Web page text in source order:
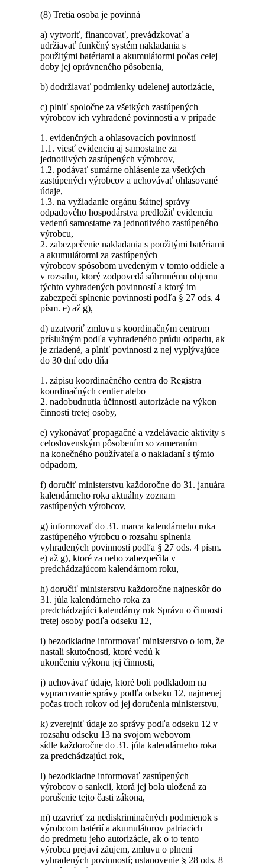
(8) Tretia osoba je povinná
a) vytvoriť, financovať, prevádzkovať a
udržiavať funkčný systém nakladania s
použitými batériami a akumulátormi počas celej
doby jej oprávneného pôsobenia,
b) dodržiavať podmienky udelenej autorizácie,
c) plniť spoločne za všetkých zastúpených
výrobcov ich vyhradené povinnosti a v prípade
1. evidenčných a ohlasovacích povinností
1.1. viesť evidenciu aj samostatne za
jednotlivých zastúpených výrobcov,
1.2. podávať sumárne ohlásenie za všetkých
zastúpených výrobcov a uchovávať ohlasované
údaje,
1.3. na vyžiadanie orgánu štátnej správy
odpadového hospodárstva predložiť evidenciu
vedenú samostatne za jednotlivého zastúpeného
výrobcu,
2. zabezpečenie nakladania s použitými batériami
a akumulátormi za zastúpených
výrobcov spôsobom uvedeným v tomto oddiele a
v rozsahu, ktorý zodpovedá súhrnnému objemu
týchto vyhradených povinností a ktorý im
zabezpečí splnenie povinností podľa § 27 ods. 4
písm. e) až g),
d) uzatvoriť zmluvu s koordinačným centrom
príslušným podľa vyhradeného prúdu odpadu, ak
je zriadené, a plniť povinnosti z nej vyplývajúce
do 30 dní odo dňa
1. zápisu koordinačného centra do Registra
koordinačných centier alebo
2. nadobudnutia účinnosti autorizácie na výkon
činnosti tretej osoby,
e) vykonávať propagačné a vzdelávacie aktivity s
celoslovenským pôsobením so zameraním
na konečného používateľa o nakladaní s týmto
odpadom,
f) doručiť ministerstvu každoročne do 31. januára
kalendárneho roka aktuálny zoznam
zastúpených výrobcov,
g) informovať do 31. marca kalendárneho roka
zastúpeného výrobcu o rozsahu splnenia
vyhradených povinností podľa § 27 ods. 4 písm.
e) až g), ktoré za neho zabezpečila v
predchádzajúcom kalendárnom roku,
h) doručiť ministerstvu každoročne najneskôr do
31. júla kalendárneho roka za
predchádzajúci kalendárny rok Správu o činnosti
tretej osoby podľa odseku 12,
i) bezodkladne informovať ministerstvo o tom, že
nastali skutočnosti, ktoré vedú k
ukončeniu výkonu jej činnosti,
j) uchovávať údaje, ktoré boli podkladom na
vypracovanie správy podľa odseku 12, najmenej
počas troch rokov od jej doručenia ministerstvu,
k) zverejniť údaje zo správy podľa odseku 12 v
rozsahu odseku 13 na svojom webovom
sídle každoročne do 31. júla kalendárneho roka
za predchádzajúci rok,
l) bezodkladne informovať zastúpených
výrobcov o sankcii, ktorá jej bola uložená za
porušenie tejto časti zákona,
m) uzavrieť za nediskriminačných podmienok s
výrobcom batérií a akumulátorov patriacich
do predmetu jeho autorizácie, ak o to tento
výrobca prejaví záujem, zmluvu o plnení
vyhradených povinností; ustanovenie § 28 ods. 8